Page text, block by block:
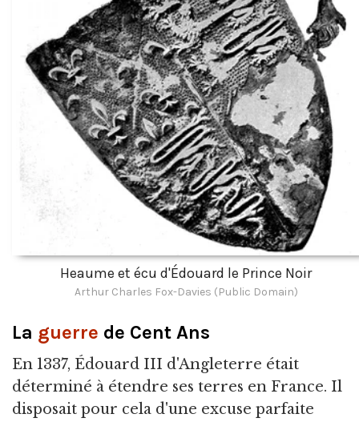
Heaume et écu d'Édouard le Prince Noir
Arthur Charles Fox-Davies (Public Domain)
La guerre de Cent Ans
En 1337, Édouard III d'Angleterre était
déterminé à étendre ses terres en France. Il
disposait pour cela d'une excuse parfaite